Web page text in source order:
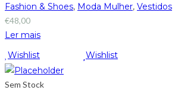
Fashion & Shoes, Moda Mulher, Vestidos
€48,00
Ler mais
Wishlist
Wishlist
Sem Stock